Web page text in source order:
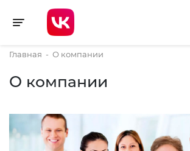
Toggle navigation
Главная - О компании
О компании